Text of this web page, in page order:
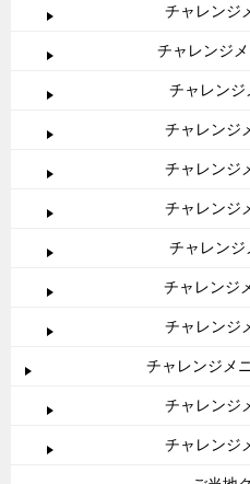
チャレンジ
チャレンジ
チャレンジ
チャレンジ
チャレンジ
チャレンジ
チャレンジ
チャレンジ
チャレンジ
チャレンジメ
チャレンジ
チャレンジ